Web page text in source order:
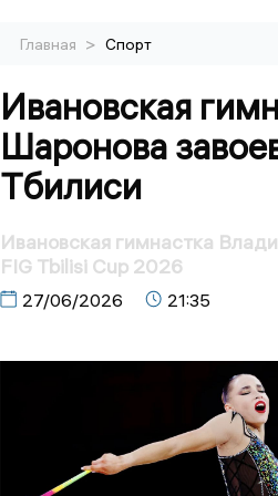
Главная > Спорт
Ивановская
Шаронова
Тбилиси
Ивановская гимнастка
FIG Tbilisi Cup 2026
27/06/2026 21:35